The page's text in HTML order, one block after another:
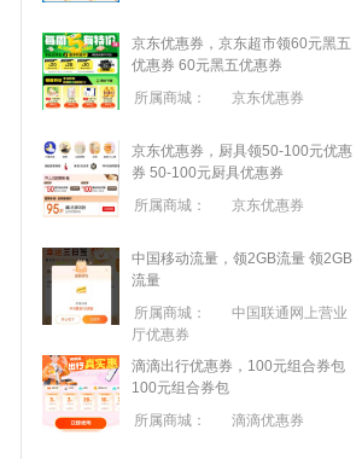
京东优惠券，京东超市领60元黑五
优惠券 60元黑五优惠券
所属商城：
京东优惠券
京东优惠券，厨具领50-100元优惠
券 50-100元厨具优惠券
所属商城：
京东优惠券
中国移动流量，领2GB流量 领2GB
流量
所属商城：
中国联通网上营业
厅优惠券
滴滴出行优惠券，100元组合券包
100元组合券包
所属商城：
滴滴优惠券